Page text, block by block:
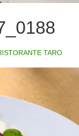
TARO